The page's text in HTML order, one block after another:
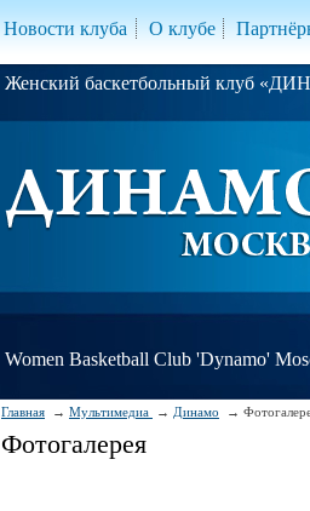
Новости клуба О клубе
Женский баскетбольный клуб
Women Basketball Club 'Dynamo'
Главная Мультимедиа Динамо
Фотогалерея